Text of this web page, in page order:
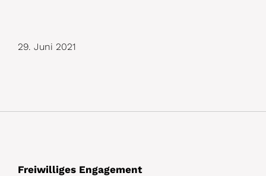
29. Juni 2021
Freiwilliges Engagement